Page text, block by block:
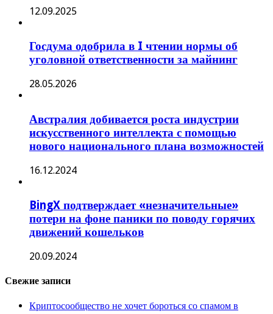
12.09.2025
Госдума одобрила в I чтении нормы об
уголовной ответственности за майнинг
28.05.2026
Австралия добивается роста индустрии
искусственного интеллекта с помощью
нового национального плана возможностей
16.12.2024
BingX подтверждает «незначительные»
потери на фоне паники по поводу горячих
движений кошельков
20.09.2024
Свежие записи
Криптосообщество не хочет бороться со спамом в